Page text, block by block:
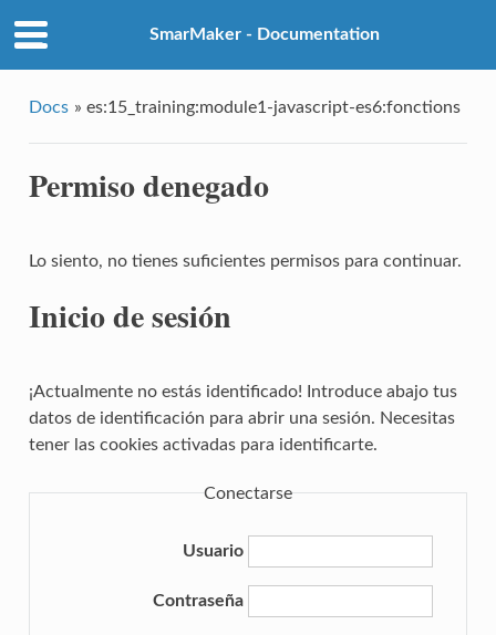
SmarMaker - Documentation
Docs » es:15_training:module1-javascript-es6:fonctions
Permiso denegado
Lo siento, no tienes suficientes permisos para continuar.
Inicio de sesión
¡Actualmente no estás identificado! Introduce abajo tus
datos de identificación para abrir una sesión. Necesitas
tener las cookies activadas para identificarte.
Conectarse
Usuario
Contraseña